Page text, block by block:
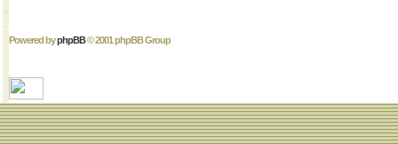
Powered byphpBB© 2001 phpBB Group